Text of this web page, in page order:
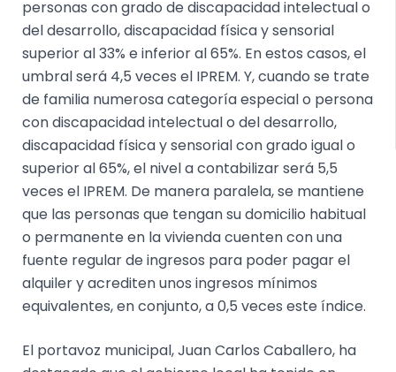
personas con grado de discapacidad intelectual o
del desarrollo, discapacidad física y sensorial
superior al 33% e inferior al 65%. En estos casos, el
umbral será 4,5 veces el IPREM. Y, cuando se trate
de familia numerosa categoría especial o persona
con discapacidad intelectual o del desarrollo,
discapacidad física y sensorial con grado igual o
superior al 65%, el nivel a contabilizar será 5,5
veces el IPREM. De manera paralela, se mantiene
que las personas que tengan su domicilio habitual
o permanente en la vivienda cuenten con una
fuente regular de ingresos para poder pagar el
alquiler y acrediten unos ingresos mínimos
equivalentes, en conjunto, a 0,5 veces este índice.
El portavoz municipal, Juan Carlos Caballero, ha